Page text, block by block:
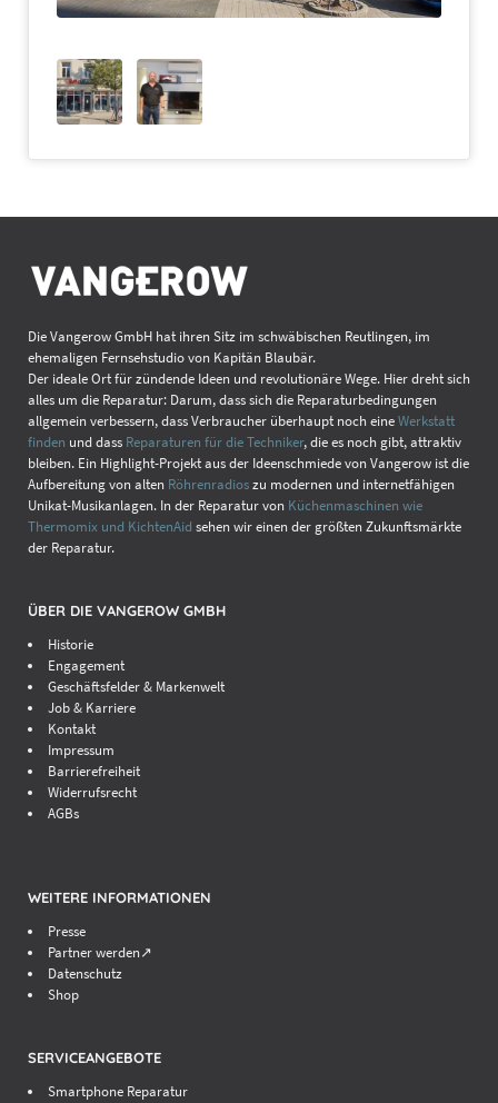
Die Vangerow GmbH hat ihren Sitz im schwäbischen Reutlingen, im
ehemaligen Fernsehstudio von Kapitän Blaubär.
Der ideale Ort für zündende Ideen und revolutionäre Wege. Hier dreht sich
alles um die Reparatur: Darum, dass sich die Reparaturbedingungen
allgemein verbessern, dass Verbraucher überhaupt noch eineWerkstatt
finden und dass Reparaturen für die Techniker, die es noch gibt, attraktiv
bleiben. Ein Highlight-Projekt aus der Ideenschmiede von Vangerow ist die
Aufbereitung von alten Röhrenradioszu modernen und internetfähigen
Unikat-Musikanlagen. In der Reparatur von Küchenmaschinen wie
Thermomix und KichtenAid sehen wir einen der größten Zukunftsmärkte
der Reparatur.
ÜBER DIE VANGEROW GMBH
Historie
Engagement
Geschäftsfelder & Markenwelt
Job & Karriere
Kontakt
Impressum
Barrierefreiheit
Widerrufsrecht
AGBs
WEITERE INFORMATIONEN
Presse
Partner werden↗
Datenschutz
Shop
SERVICEANGEBOTE
Smartphone Reparatur